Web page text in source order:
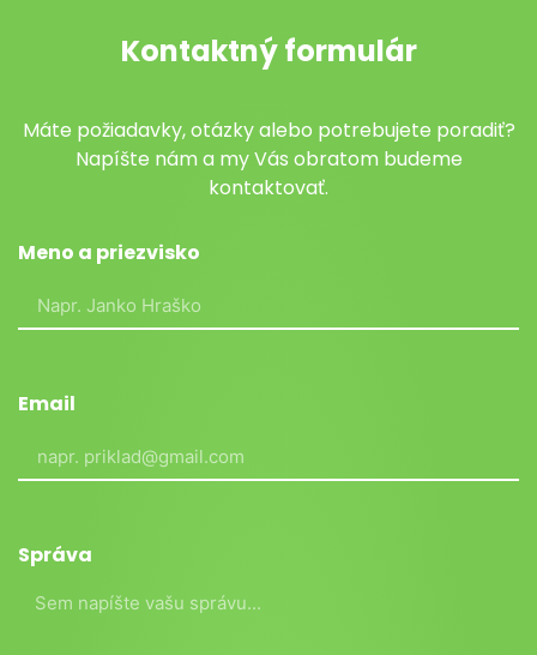
Kontaktný formulár
Máte požiadavky, otázky alebo potrebujete poradiť?
Napíšte nám a my Vás obratom budeme
kontaktovať.
Meno a priezvisko
Email
Správa